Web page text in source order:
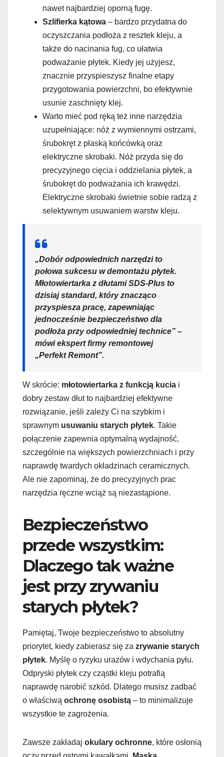
nawet najbardziej oporną fugę.
Szlifierka kątowa – bardzo przydatna do
oczyszczania podłoża z resztek kleju, a
także do nacinania fug, co ułatwia
podważanie płytek. Kiedy jej użyjesz,
znacznie przyspieszysz finalne etapy
przygotowania powierzchni, bo efektywnie
usunie zaschnięty klej.
Warto mieć pod ręką też inne narzędzia
uzupełniające: nóż z wymiennymi ostrzami,
śrubokręt z płaską końcówką oraz
elektryczne skrobaki. Nóż przyda się do
precyzyjnego cięcia i oddzielania płytek, a
śrubokręt do podważania ich krawędzi.
Elektryczne skrobaki świetnie sobie radzą z
selektywnym usuwaniem warstw kleju.
„Dobór odpowiednich narzędzi to
połowa sukcesu w demontażu płytek.
Młotowiertarka z dłutami SDS-Plus to
dzisiaj standard, który znacząco
przyspiesza pracę, zapewniając
jednocześnie bezpieczeństwo dla
podłoża przy odpowiedniej technice” –
mówi ekspert firmy remontowej
„Perfekt Remont”.
W skrócie: młotowiertarka z funkcją kucia i
dobry zestaw dłut to najbardziej efektywne
rozwiązanie, jeśli zależy Ci na szybkim i
sprawnym usuwaniu starych płytek. Takie
połączenie zapewnia optymalną wydajność,
szczególnie na większych powierzchniach i przy
naprawdę twardych okładzinach ceramicznych.
Ale nie zapominaj, że do precyzyjnych prac
narzędzia ręczne wciąż są niezastąpione.
Bezpieczeństwo
przede wszystkim:
Dlaczego tak ważne
jest przy zrywaniu
starych płytek?
Pamiętaj, Twoje bezpieczeństwo to absolutny
priorytet, kiedy zabierasz się za zrywanie starych
płytek. Myślę o ryzyku urazów i wdychania pyłu.
Odpryski płytek czy cząstki kleju potrafią
naprawdę narobić szkód. Dlatego musisz zadbać
o właściwą ochronę osobistą – to minimalizuje
wszystkie te zagrożenia.
Zawsze zakładaj okulary ochronne, które osłonią